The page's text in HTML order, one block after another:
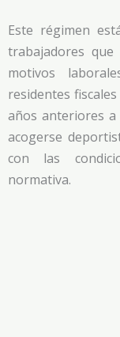
Este régimen
trabajadores
motivos
residentes
años anteriores a
acogerse
con las
normativa.